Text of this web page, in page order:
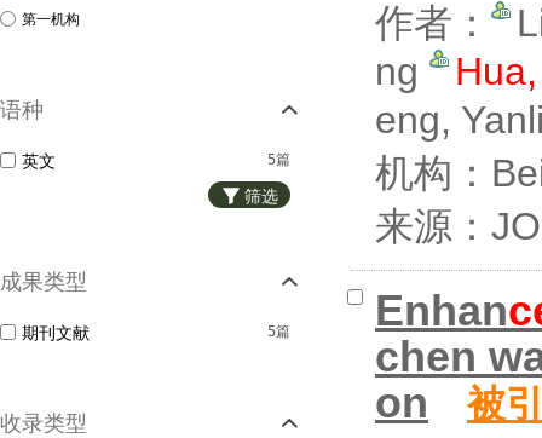
第一机构
语种
5篇
英文
筛选
成果类型
5篇
期刊文献
收录类型
作者：
ng
eng,
机构：
来源：
Enhan
chen
on
被